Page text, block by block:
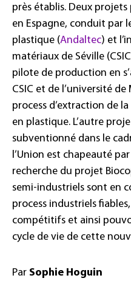
près établis. Deux projets
en Espagne, conduit par
plastique (Andaltec) et
matériaux de Séville
pilote de production en
CSIC et de l’université
process d’extraction de
en plastique. L’autre
subventionné dans le
l’Union est chapeauté
recherche du projet
semi-industriels sont en
process industriels
compétitifs et ainsi
cycle de vie de cette
Par Sophie Hoguin